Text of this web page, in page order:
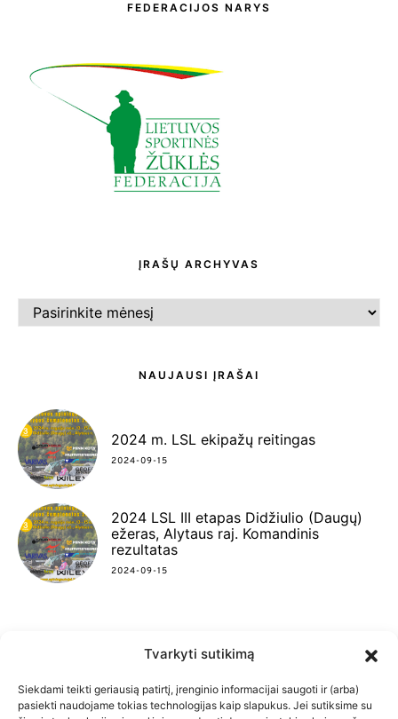
Tvarkyti sutikimą
Siekdami teikti geriausią patirtį, įrenginio informacijai saugoti ir (arba)
pasiekti naudojame tokias technologijas kaip slapukus. Jei sutiksime su
FEDERACIJOS NARYS
ĮRAŠŲ ARCHYVAS
ARCHYVAS
NAUJAUSI ĮRAŠAI
2024 m. LSL ekipažų reitingas
2024-09-15
2024 LSL III etapas Didžiulio (Daugų)
ežeras, Alytaus raj. Komandinis
rezultatas
2024-09-15